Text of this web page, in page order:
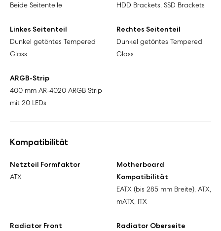
Beide Seitenteile
HDD Brackets, SSD Brackets
Linkes Seitenteil
Dunkel getöntes Tempered
Glass
Rechtes Seitenteil
Dunkel getöntes Tempered
Glass
ARGB-Strip
400 mm AR-4020 ARGB Strip
mit 20 LEDs
Kompatibilität
Netzteil Formfaktor
ATX
Motherboard
Kompatibilität
EATX (bis 285 mm Breite), ATX,
mATX, ITX
Radiator Front
Radiator Oberseite